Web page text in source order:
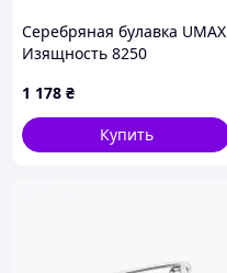
Серебряная булавка UMAX
Изящность 8250
1 178 ₴
Купить